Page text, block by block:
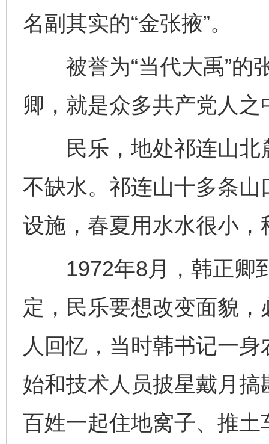
名副其实的“金张掖”。
被誉为“当代大禹”的
卿，就是众多共产党人之
民乐，地处祁连山北
不缺水。祁连山十多条
设施，春夏用水水很小
1972年8月，韩正卿
定，民乐要想改变面貌
人回忆，当时韩书记一
始和技术人员披星戴月
百姓一起住地窝子、推